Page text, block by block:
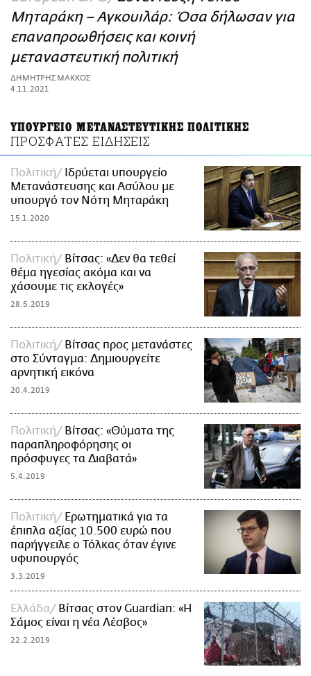
ΑΜΠΑ
PRINT
Μηταράκη – Αγκουιλάρ: Όσα δήλωσαν για
επαναπροωθήσεις και κοινή
μεταναστευτική πολιτική
ΔΗΜΗΤΡΗΣ ΜΑΚΚΟΣ
4.11.2021
ΥΠΟΥΡΓΕΙΟ ΜΕΤΑΝΑΣΤΕΥΤΙΚΗΣ ΠΟΛΙΤΙΚΗΣ
ΠΡΟΣΦΑΤΕΣ ΕΙΔΗΣΕΙΣ
Πολιτική
Ιδρύεται υπουργείο
Μετανάστευσης και Ασύλου με
υπουργό τον Νότη Μηταράκη
15.1.2020
Πολιτική
Βίτσας: «Δεν θα τεθεί
θέμα ηγεσίας ακόμα και να
χάσουμε τις εκλογές»
28.5.2019
Πολιτική
Βίτσας προς μετανάστες
στο Σύνταγμα: Δημιουργείτε
αρνητική εικόνα
20.4.2019
Πολιτική
Βίτσας: «Θύματα της
παραπληροφόρησης οι
πρόσφυγες τα Διαβατά»
5.4.2019
Πολιτική
Ερωτηματικά για τα
έπιπλα αξίας 10.500 ευρώ που
παρήγγειλε ο Τόλκας όταν έγινε
υφυπουργός
3.3.2019
Ελλάδα
Βίτσας στον Guardian: «Η
Σάμος είναι η νέα Λέσβος»
22.2.2019